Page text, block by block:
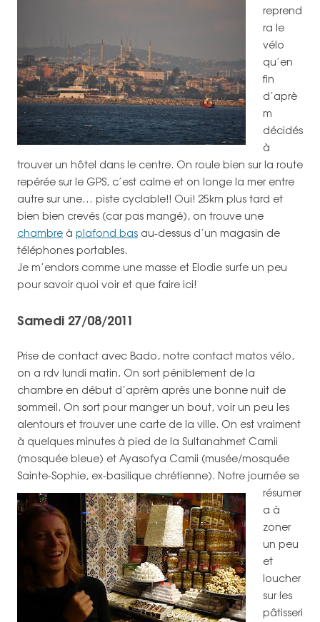
reprend
ra le
vélo
qu’en
fin
d’aprè
m
décidés
à
trouver un hôtel dans le centre. On roule bien sur la route
repérée sur le GPS, c’est calme et on longe la mer entre
autre sur une… piste cyclable!! Oui! 25km plus tard et
bien bien crevés (car pas mangé), on trouve une
chambre à plafond bas au-dessus d’un magasin de
téléphones portables.
Je m’endors comme une masse et Elodie surfe un peu
pour savoir quoi voir et que faire ici!
Samedi 27/08/2011
Prise de contact avec Bado, notre contact matos vélo,
on a rdv lundi matin. On sort péniblement de la
chambre en début d’aprèm après une bonne nuit de
sommeil. On sort pour manger un bout, voir un peu les
alentours et trouver une carte de la ville. On est vraiment
à quelques minutes à pied de la Sultanahmet Camii
(mosquée bleue) et Ayasofya Camii (musée/mosquée
Sainte-Sophie, ex-basilique chrétienne). Notre journée se
résumer
a à
zoner
un peu
et
loucher
sur les
pâtisseri